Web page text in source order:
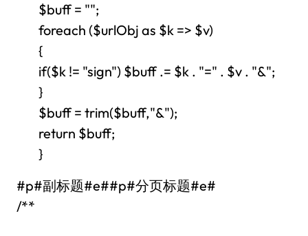
$buff = "";
foreach ($urlObj as $k => $v)
{
if($k != "sign") $buff .= $k . "=" . $v . "&";
}
$buff = trim($buff,"&");
return $buff;
}
#p#副标题#e##p#分页标题#e#
/**